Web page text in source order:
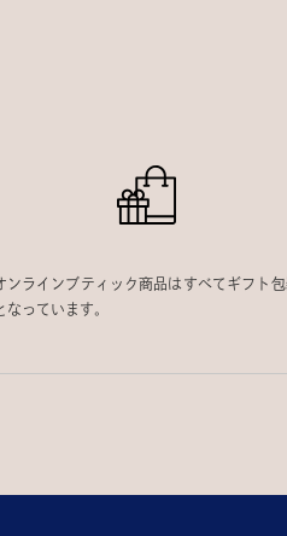
ンラインブティック商品はすべてギフト
なっています。